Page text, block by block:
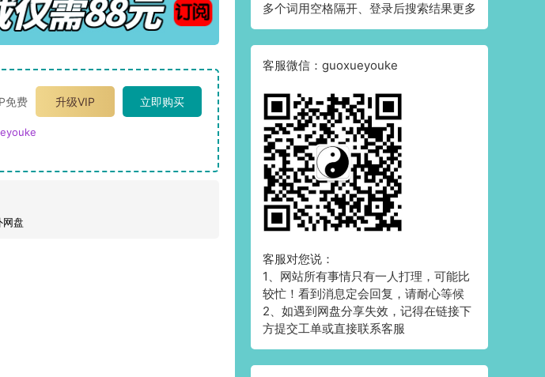
免费 升级VIP 立即购买
网盘
多个词用空格隔开、登录后搜索结果更多
客服微信：guoxueyouke
客服对您说：
1、网站所有事情只有一人打理，可能比
较忙！看到消息定会回复，请耐心等候
2、如遇到网盘分享失效，记得在链接下
方提交工单或直接联系客服